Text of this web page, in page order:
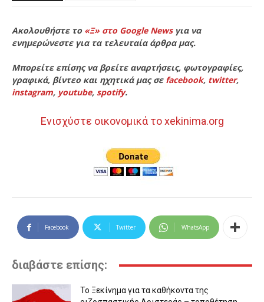
Ακολουθήστε το «Ξ» στο Google Newsγια να
ενημερώνεστε για τα τελευταία άρθρα μας.
Μπορείτε επίσης να βρείτε αναρτήσεις, φωτογραφίες,
γραφικά, βίντεο και ηχητικά μας σε facebook, twitter,
instagram, youtube, spotify.
Ενισχύστε οικονομικά το xekinima.org
Facebook Twitter WhatsApp
διαβάστε επίσης:
Το Ξεκίνημα για τα καθήκοντα της